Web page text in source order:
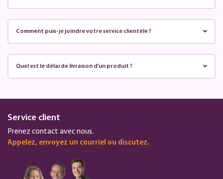
Comment puis-je joindre votre service clientèle ?
Quel est le délai de livraison d'un produit ?
Service client
Prenez contact avec nous.
Appelez, envoyez un courriel ou discutez.